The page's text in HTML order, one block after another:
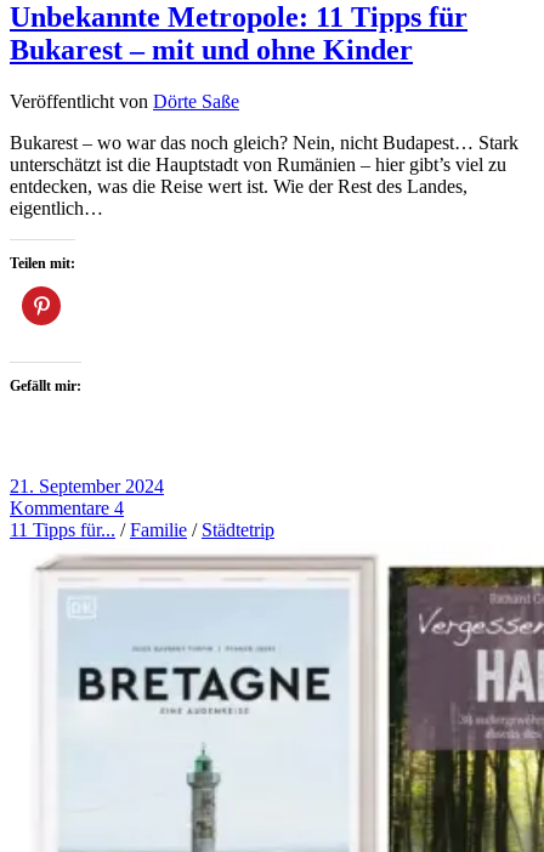
Unbekannte Metropole: 11 Tipps für
Bukarest – mit und ohne Kinder
Veröffentlicht von Dörte Saße
Bukarest – wo war das noch gleich? Nein, nicht Budapest… Stark
unterschätzt ist die Hauptstadt von Rumänien – hier gibt’s viel zu
entdecken, was die Reise wert ist. Wie der Rest des Landes,
eigentlich…
Teilen mit:
Gefällt mir:
21. September 2024
Kommentare 4
11 Tipps für... /Familie / Städtetrip